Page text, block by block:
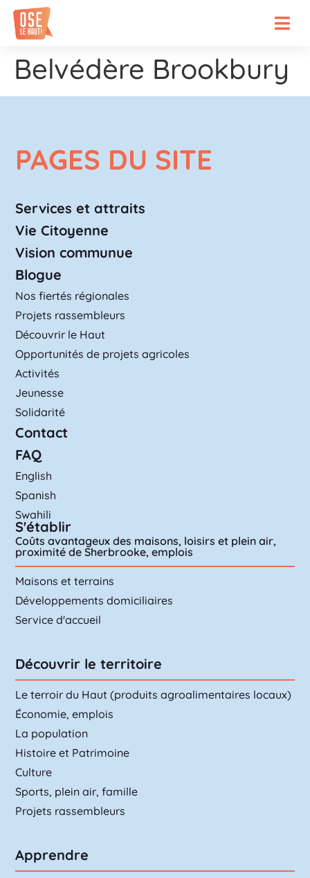
Belvédère Brookbury
PAGES DU SITE
Services et attraits
Vie Citoyenne
Vision communue
Blogue
Nos fiertés régionales
Projets rassembleurs
Découvrir le Haut
Opportunités de projets agricoles
Activités
Jeunesse
Solidarité
Contact
FAQ
English
Spanish
Swahili
S'établir
Coûts avantageux des maisons, loisirs et plein air,
proximité de Sherbrooke, emplois
Maisons et terrains
Développements domiciliaires
Service d'accueil
Découvrir le territoire
Le terroir du Haut (produits agroalimentaires locaux)
Économie, emplois
La population
Histoire et Patrimoine
Culture
Sports, plein air, famille
Projets rassembleurs
Apprendre